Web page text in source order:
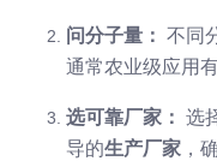
问分子量： 不同
通常农业级应用
选可靠厂家： 选
导的生产厂家 ，